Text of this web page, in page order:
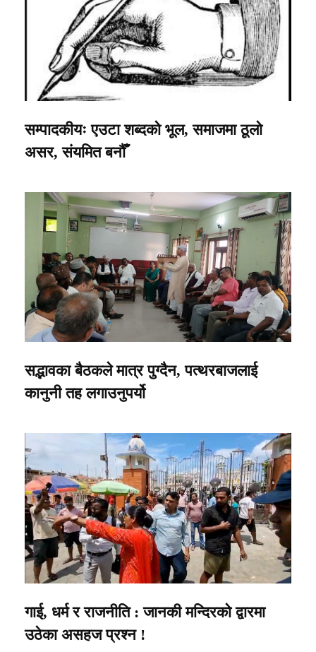
सम्पादकीयः एउटा शब्दको भूल, समाजमा ठूलो
असर, संयमित बनौँ
सद्भावका बैठकले मात्र पुग्दैन, पत्थरबाजलाई
कानुनी तह लगाउनुपर्यो
गाई, धर्म र राजनीति : जानकी मन्दिरको द्वारमा
उठेका असहज प्रश्न !